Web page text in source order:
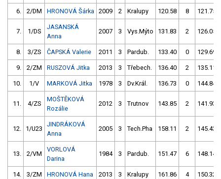
6. 2/DM HRONOVÁ Šárka 2009 2 Kralupy 120.58 8 121.75
7. 1/DS
JASANSKÁ
Anna
2007 3 Vys.Mýto 131.83 2 126.05
8. 3/ZS ČAPSKÁ Valerie 2011 3 Pardub. 133.40 0 129.69
9. 2/ZM RUSZOVÁ Jitka 2013 3 Třebech. 136.40 2 135.11
10. 1/V MARKOVÁ Jitka 1978 3 Dv.Král. 136.73 0 144.84
11. 4/ZS
MOŠTĚKOVÁ
Rozálie
2012 3 Trutnov 143.85 2 141.93
12. 1/U23
JINDRÁKOVÁ
Anna
2005 3 Tech.Pha 158.11 2 145.43
13. 2/VM
VORLOVÁ
Darina
1984 3 Pardub. 151.47 6 148.14
14. 3/ZM HRONOVÁ Hana 2013 3 Kralupy 161.86 4 150.32